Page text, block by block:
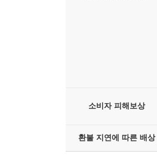
소비자 피해보상
환불 지연에 따른 배상